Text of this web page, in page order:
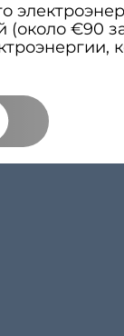
(около €90